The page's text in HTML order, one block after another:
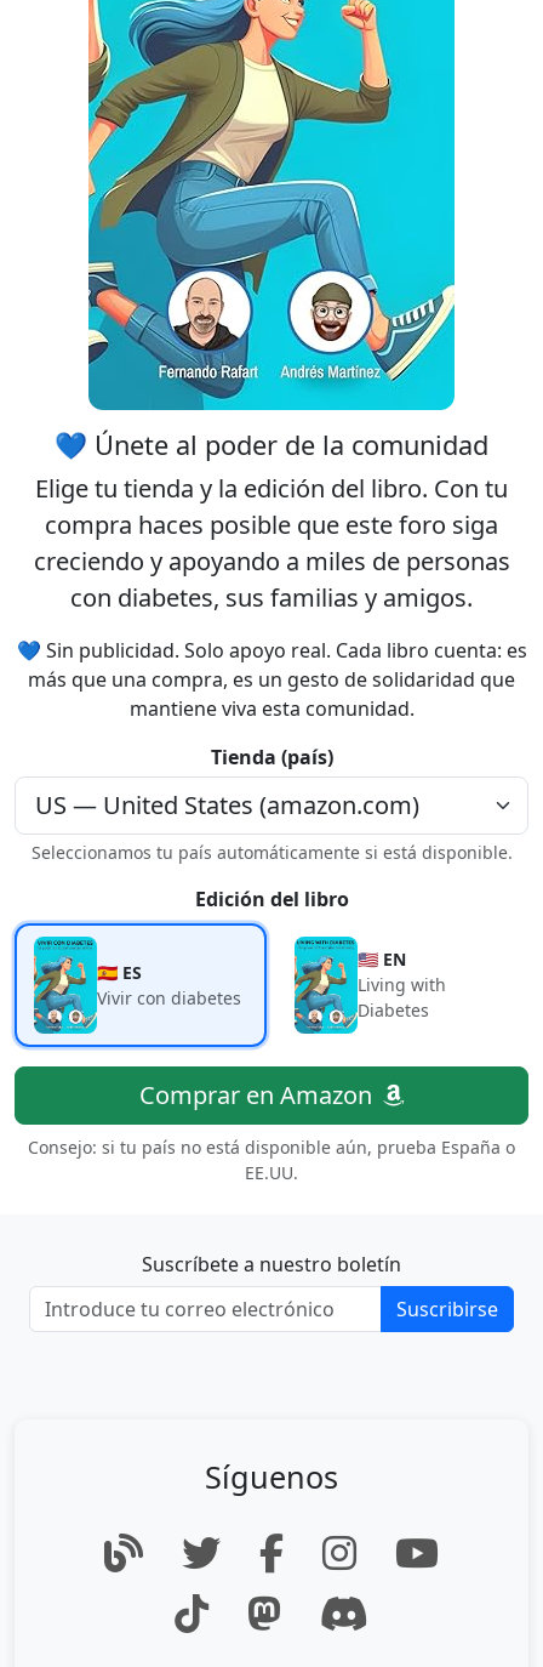
💙 Únete al poder de la comunidad
Elige tu tienda y la edición del libro. Con tu
compra haces posible que este foro siga
creciendo y apoyando a miles de personas
con diabetes, sus familias y amigos.
💙 Sin publicidad. Solo apoyo real. Cada libro cuenta: es
más que una compra, es un gesto de solidaridad que
mantiene viva esta comunidad.
Tienda (país)
Seleccionamos tu país automáticamente si está disponible.
Edición del libro
🇪🇸 ES
Vivir con diabetes
🇺🇸 EN
Living with
Diabetes
Comprar en Amazon
Consejo: si tu país no está disponible aún, prueba España o
EE.UU.
Suscríbete a nuestro boletín
Suscribirse
Síguenos